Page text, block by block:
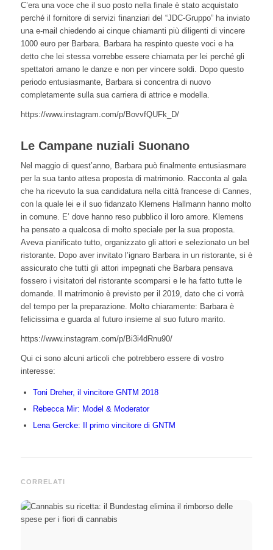
C’era una voce che il suo posto nella finale è stato acquistato
perché il fornitore di servizi finanziari del “JDC-Gruppo” ha inviato
una e-mail chiedendo ai cinque chiamanti più diligenti di vincere
1000 euro per Barbara. Barbara ha respinto queste voci e ha
detto che lei stessa vorrebbe essere chiamata per lei perché gli
spettatori amano le danze e non per vincere soldi. Dopo questo
periodo entusiasmante, Barbara si concentra di nuovo
completamente sulla sua carriera di attrice e modella.
https://www.instagram.com/p/BovvfQUFk_D/
Le Campane nuziali Suonano
Nel maggio di quest’anno, Barbara può finalmente entusiasmare
per la sua tanto attesa proposta di matrimonio. Racconta al gala
che ha ricevuto la sua candidatura nella città francese di Cannes,
con la quale lei e il suo fidanzato Klemens Hallmann hanno molto
in comune. E’ dove hanno reso pubblico il loro amore. Klemens
ha pensato a qualcosa di molto speciale per la sua proposta.
Aveva pianificato tutto, organizzato gli attori e selezionato un bel
ristorante. Dopo aver invitato l’ignaro Barbara in un ristorante, si è
assicurato che tutti gli attori impegnati che Barbara pensava
fossero i visitatori del ristorante scomparsi e le ha fatto tutte le
domande. Il matrimonio è previsto per il 2019, dato che ci vorrà
del tempo per la preparazione. Molto chiaramente: Barbara è
felicissima e guarda al futuro insieme al suo futuro marito.
https://www.instagram.com/p/Bi3i4dRnu90/
Qui ci sono alcuni articoli che potrebbero essere di vostro
interesse:
Toni Dreher, il vincitore GNTM 2018
Rebecca Mir: Model & Moderator
Lena Gercke: Il primo vincitore di GNTM
CORRELATI